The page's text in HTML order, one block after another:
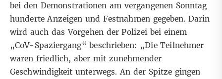
bei den Demonstrationen am vergangenen Sonntag
hunderte Anzeigen und Festnahmen gegeben. Darin
wird auch das Vorgehen der Polizei bei einem
„CoV-Spaziergang“ beschrieben: „Die Teilnehmer
waren friedlich, aber mit zunehmender
Geschwindigkeit unterwegs. An der Spitze gingen